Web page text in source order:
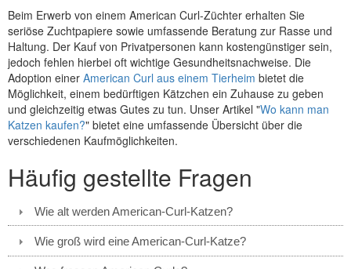
Beim Erwerb von einem American Curl-Züchter erhalten Sie
seriöse Zuchtpapiere sowie umfassende Beratung zur Rasse und
Haltung. Der Kauf von Privatpersonen kann kostengünstiger sein,
jedoch fehlen hierbei oft wichtige Gesundheitsnachweise. Die
Adoption einer American Curl aus einem Tierheim bietet die
Möglichkeit, einem bedürftigen Kätzchen ein Zuhause zu geben
und gleichzeitig etwas Gutes zu tun. Unser Artikel "Wo kann man
Katzen kaufen?" bietet eine umfassende Übersicht über die
verschiedenen Kaufmöglichkeiten.
Häufig gestellte Fragen
Wie alt werden American-Curl-Katzen?
Wie groß wird eine American-Curl-Katze?